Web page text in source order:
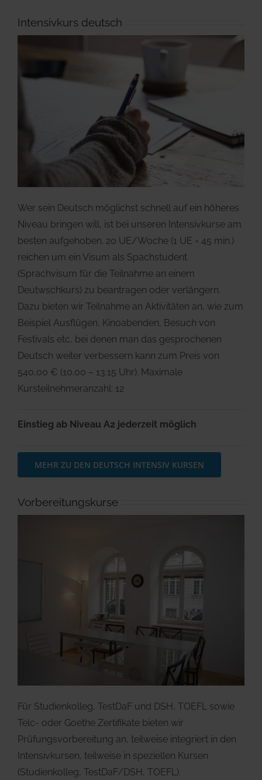
Intensivkurs deutsch
Wer sein Deutsch möglichst schnell auf ein höheres
Niveau bringen will, ist bei unseren Intensivkurse am
besten aufgehoben. 20 UE/Woche (1 UE = 45 min.)
reichen um ein Visum als Spachstudent
(Sprachvisum für die Teilnahme an einem
Deutwschkurs) zu beantragen oder verlängern.
Dazu bieten wir Teilnahme an Aktivitäten an, wie zum
Beispiel Ausflügen, Kinoabenden, Besuch von
Festivals etc, bei denen man das gesprochenen
Deutsch weiter verbessern kann zum Preis von
540,00 € (10.00 – 13.15 Uhr). Maximale
Kursteilnehmeranzahl: 12
Einstieg ab Niveau A2 jederzeit möglich
MEHR ZU DEN DEUTSCH INTENSIV KURSEN
Vorbereitungskurse
Für Studienkolleg, TestDaF und DSH, TOEFL sowie
Telc- oder Goethe Zertifikate bieten wir
Prüfungsvorbereitung an, teilweise integriert in den
Intensivkursen, teilweise in speziellen Kursen
(Studienkolleg, TestDaF/DSH, TOEFL).